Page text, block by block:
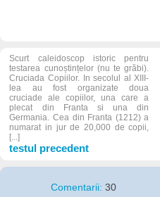
Scurt caleidoscop istoric pentru
testarea cunoștințelor (nu te grăbi).
Cruciada Copiilor. In secolul al XIII-
lea au fost organizate doua
cruciade ale copiilor, una care a
plecat din Franta si una din
Germania. Cea din Franta (1212) a
numarat in jur de 20,000 de copii,
[...]
testul precedent
Comentarii:30